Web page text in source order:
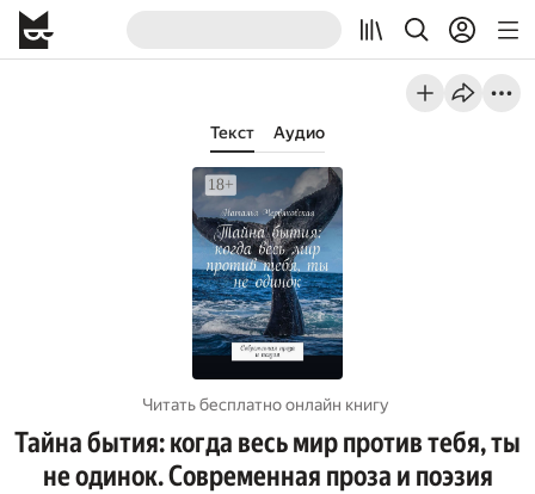
Текст Аудио
Читать бесплатно онлайн книгу
Тайна бытия: когда весь мир против тебя, ты
не одинок. Современная проза и поэзия